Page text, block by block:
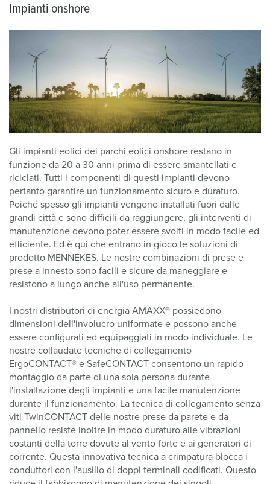
Impianti onshore
Gli impianti eolici dei parchi eolici onshore restano in
funzione da 20 a 30 anni prima di essere smantellati e
riciclati. Tutti i componenti di questi impianti devono
pertanto garantire un funzionamento sicuro e duraturo.
Poiché spesso gli impianti vengono installati fuori dalle
grandi città e sono difficili da raggiungere, gli interventi di
manutenzione devono poter essere svolti in modo facile ed
efficiente. Ed è qui che entrano in gioco le soluzioni di
prodotto MENNEKES. Le nostre combinazioni di prese e
prese a innesto sono facili e sicure da maneggiare e
resistono a lungo anche all'uso permanente.
I nostri distributori di energia AMAXX® possiedono
dimensioni dell'involucro uniformate e possono anche
essere configurati ed equipaggiati in modo individuale. Le
nostre collaudate tecniche di collegamento
ErgoCONTACT® e SafeCONTACT consentono un rapido
montaggio da parte di una sola persona durante
l'installazione degli impianti e una facile manutenzione
durante il funzionamento. La tecnica di collegamento senza
viti TwinCONTACT delle nostre prese da parete e da
pannello resiste inoltre in modo duraturo alle vibrazioni
costanti della torre dovute al vento forte e ai generatori di
corrente. Questa innovativa tecnica a crimpatura blocca i
conduttori con l'ausilio di doppi terminali codificati. Questo